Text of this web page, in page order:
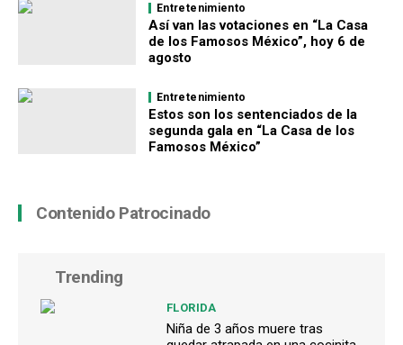
Entretenimiento
Así van las votaciones en “La Casa
de los Famosos México”, hoy 6 de
agosto
Entretenimiento
Estos son los sentenciados de la
segunda gala en “La Casa de los
Famosos México”
Contenido Patrocinado
Trending
FLORIDA
Niña de 3 años muere tras